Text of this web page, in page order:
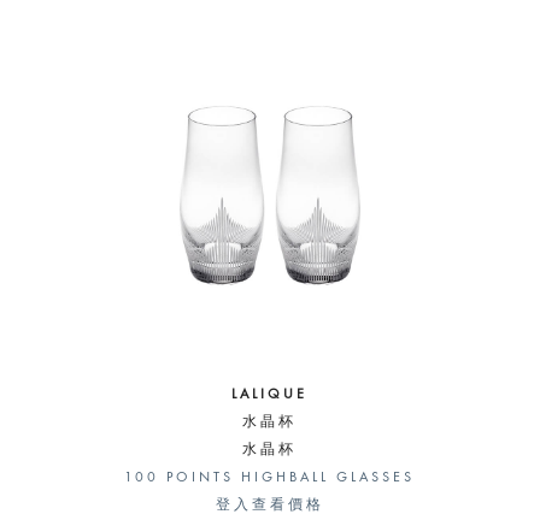
LALIQUE
水晶杯
水晶杯
100 POINTS HIGHBALL GLASSES
登入查看價格